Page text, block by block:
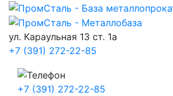
ул. Караульная 13 ст. 1а
+7 (391) 272-22-85
+7 (391) 272-22-85